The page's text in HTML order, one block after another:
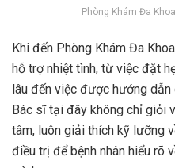
Phòng Khám Đa
Khi đến Phòng Khám Đa
hỗ trợ nhiệt tình, từ việc đặt
lâu đến việc được hướng
Bác sĩ tại đây không chỉ giỏi
tâm, luôn giải thích kỹ lưỡng
điều trị để bệnh nhân hiểu rõ